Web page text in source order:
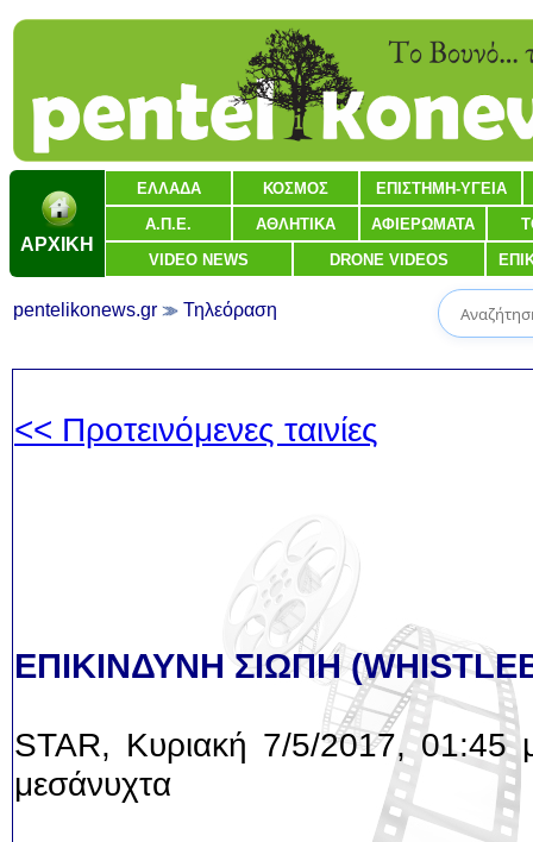
ΑΡΧΙΚΗ
ΕΛΛΑΔΑ ΚΟΣΜΟΣ ΕΠΙΣΤΗΜΗ-ΥΓΕΙΑ
Α.Π.Ε. ΑΘΛΗΤΙΚΑ ΑΦΙΕΡΩΜΑΤΑ
VIDEO NEWS DRONE VIDEOS
pentelikonews.gr Τηλεόραση
<< Προτεινόμενες ταινίες
ΕΠΙΚΙΝΔΥΝΗ ΣΙΩΠΗ
STAR, Κυριακή 7/5/2017, 01:45
μεσάνυχτα